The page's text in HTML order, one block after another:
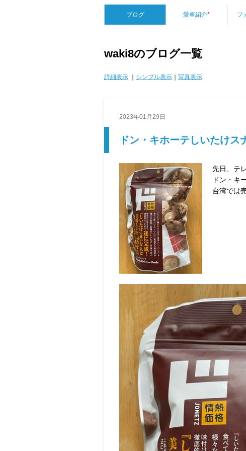
ブログ 愛車紹介* フ
waki8のブログ一覧
詳細表示 シンプル表示 写真表示
2023年01月29日
ドン・キホーテしいたけス
先日、テ
ドン・キ
台湾では